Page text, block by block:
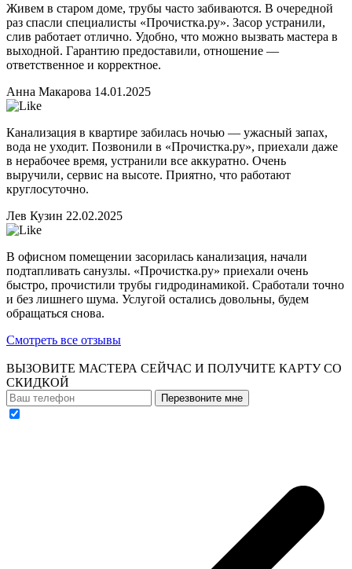
Живем в старом доме, трубы часто забиваются. В очередной
раз спасли специалисты «Прочистка.ру». Засор устранили,
слив работает отлично. Удобно, что можно вызвать мастера в
выходной. Гарантию предоставили, отношение —
ответственное и корректное.
Анна Макарова 14.01.2025
Канализация в квартире забилась ночью — ужасный запах,
вода не уходит. Позвонили в «Прочистка.ру», приехали даже
в нерабочее время, устранили все аккуратно. Очень
выручили, сервис на высоте. Приятно, что работают
круглосуточно.
Лев Кузин 22.02.2025
В офисном помещении засорилась канализация, начали
подтапливать санузлы. «Прочистка.ру» приехали очень
быстро, прочистили трубы гидродинамикой. Сработали точно
и без лишнего шума. Услугой остались довольны, будем
обращаться снова.
Смотреть все отзывы
ВЫЗОВИТЕ МАСТЕРА СЕЙЧАС И ПОЛУЧИТЕ КАРТУ СО
СКИДКОЙ
Перезвоните мне